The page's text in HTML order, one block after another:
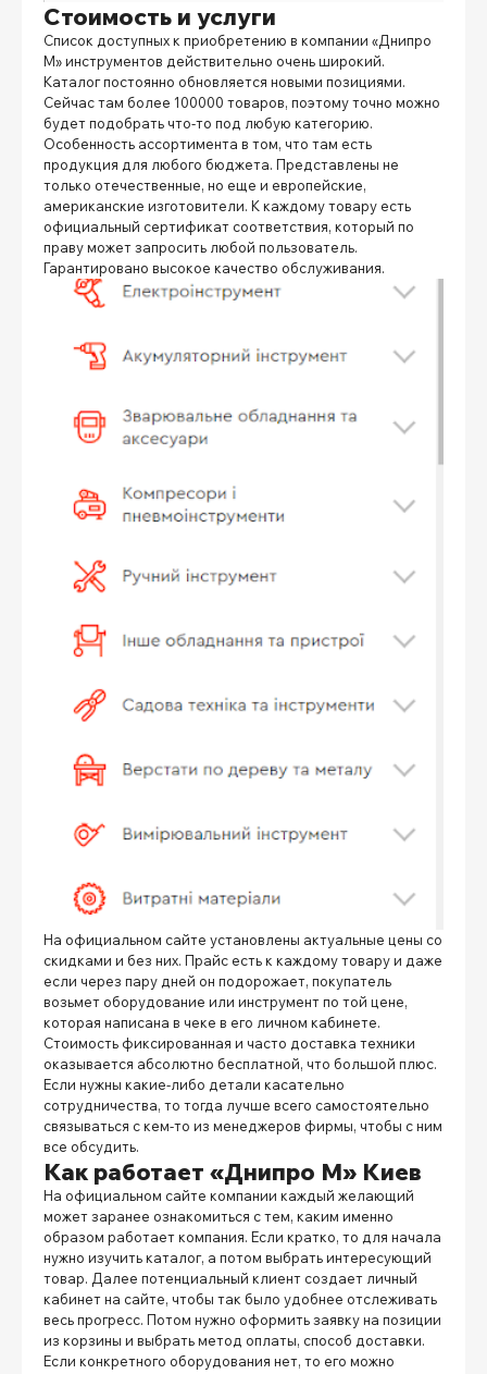
Стоимость и услуги
Список доступных к приобретению в компании «Днипро
М» инструментов действительно очень широкий.
Каталог постоянно обновляется новыми позициями.
Сейчас там более 100000 товаров, поэтому точно можно
будет подобрать что-то под любую категорию.
Особенность ассортимента в том, что там есть
продукция для любого бюджета. Представлены не
только отечественные, но еще и европейские,
американские изготовители. К каждому товару есть
официальный сертификат соответствия, который по
праву может запросить любой пользователь.
Гарантировано высокое качество обслуживания.
На официальном сайте установлены актуальные цены со
скидками и без них. Прайс есть к каждому товару и даже
если через пару дней он подорожает, покупатель
возьмет оборудование или инструмент по той цене,
которая написана в чеке в его личном кабинете.
Стоимость фиксированная и часто доставка техники
оказывается абсолютно бесплатной, что большой плюс.
Если нужны какие-либо детали касательно
сотрудничества, то тогда лучше всего самостоятельно
связываться с кем-то из менеджеров фирмы, чтобы с ним
все обсудить.
Как работает «Днипро М» Киев
На официальном сайте компании каждый желающий
может заранее ознакомиться с тем, каким именно
образом работает компания. Если кратко, то для начала
нужно изучить каталог, а потом выбрать интересующий
товар. Далее потенциальный клиент создает личный
кабинет на сайте, чтобы так было удобнее отслеживать
весь прогресс. Потом нужно оформить заявку на позиции
из корзины и выбрать метод оплаты, способ доставки.
Если конкретного оборудования нет, то его можно